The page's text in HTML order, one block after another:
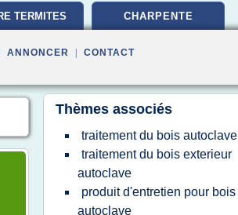
TERMITES CHARPENTE
ANNONCER CONTACT
Thèmes associés
traitement du bois autoclave
traitement du bois exterieur
autoclave
produit d'entretien pour bois
autoclave